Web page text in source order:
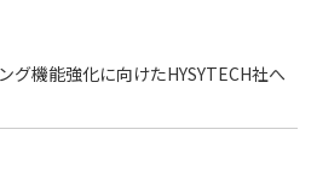
グ機能強化に向けたHYSYTECH社へ